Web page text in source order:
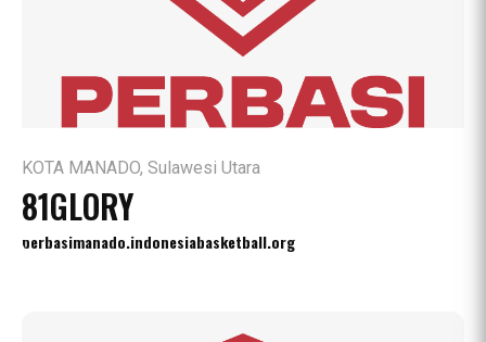
KOTA MANADO, Sulawesi Utara
81GLORY
perbasimanado.indonesiabasketball.org